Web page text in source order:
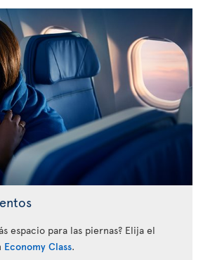
espacio para las piernas? Elija el
Economy Class.